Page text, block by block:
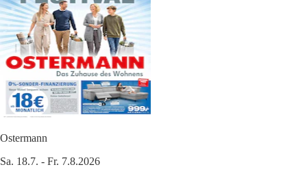
Ostermann
Sa. 18.7. - Fr. 7.8.2026